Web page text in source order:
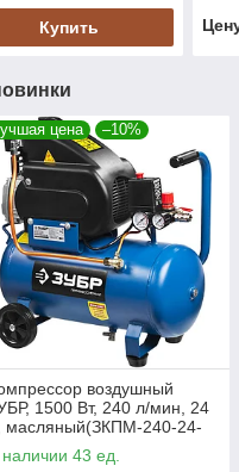
Купить
цена –10%
воздушный
1500 Вт, 240 л/мин, 24
масляный(ЗКПМ-240-24-
43 ед.